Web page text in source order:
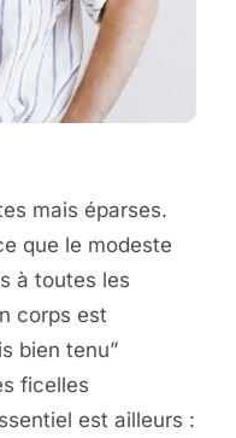
mais éparses.
que le modeste
à toutes les
corps est
bien tenu”
ficelles
est ailleurs :